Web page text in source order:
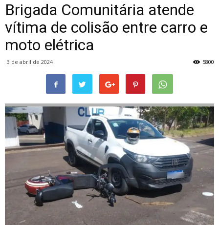
Brigada Comunitária atende
vítima de colisão entre carro e
moto elétrica
3 de abril de 2024 5800